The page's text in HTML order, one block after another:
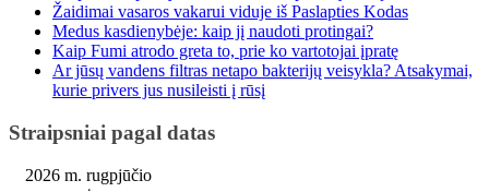
Žaidimai vasaros vakarui viduje iš Paslapties Kodas
Medus kasdienybėje: kaip jį naudoti protingai?
Kaip Fumi atrodo greta to, prie ko vartotojai įpratę
Ar jūsų vandens filtras netapo bakterijų veisykla? Atsakymai,
kurie privers jus nusileisti į rūsį
Straipsniai pagal datas
2026 m. rugpjūčio